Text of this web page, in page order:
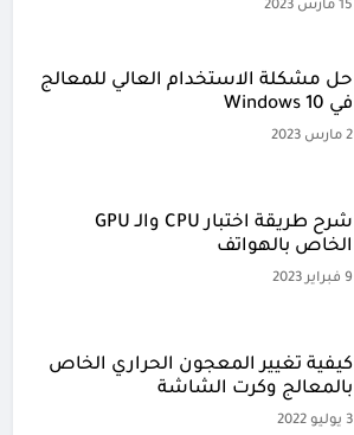
15 مارس 2023
حل مشكلة الاستخدام العالي للمعالج
في Windows 10
2 مارس 2023
شرح طريقة اختبار CPU والـ GPU
الخاص بالهواتف
9 فبراير 2023
كيفية تغيير المعجون الحراري الخاص
بالمعالج وكرت الشاشة
3 يوليو 2022